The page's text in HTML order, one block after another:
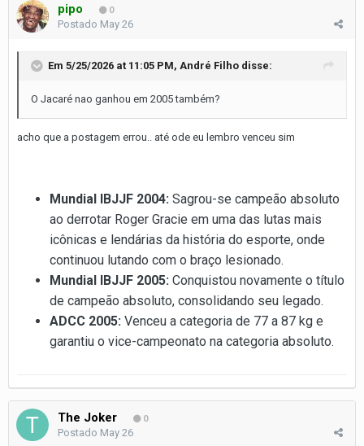
pipo 0
Postado May 26
Em 5/25/2026 at 11:05 PM, André Filho disse:
O Jacaré nao ganhou em 2005 também?
acho que a postagem errou.. até ode eu lembro venceu sim
Mundial IBJJF 2004: Sagrou-se campeão absoluto
ao derrotar Roger Gracie em uma das lutas mais
icônicas e lendárias da história do esporte, onde
continuou lutando com o braço lesionado.
Mundial IBJJF 2005: Conquistou novamente o título
de campeão absoluto, consolidando seu legado.
ADCC 2005: Venceu a categoria de 77 a 87 kg e
garantiu o vice-campeonato na categoria absoluto.
The Joker 0
Postado May 26